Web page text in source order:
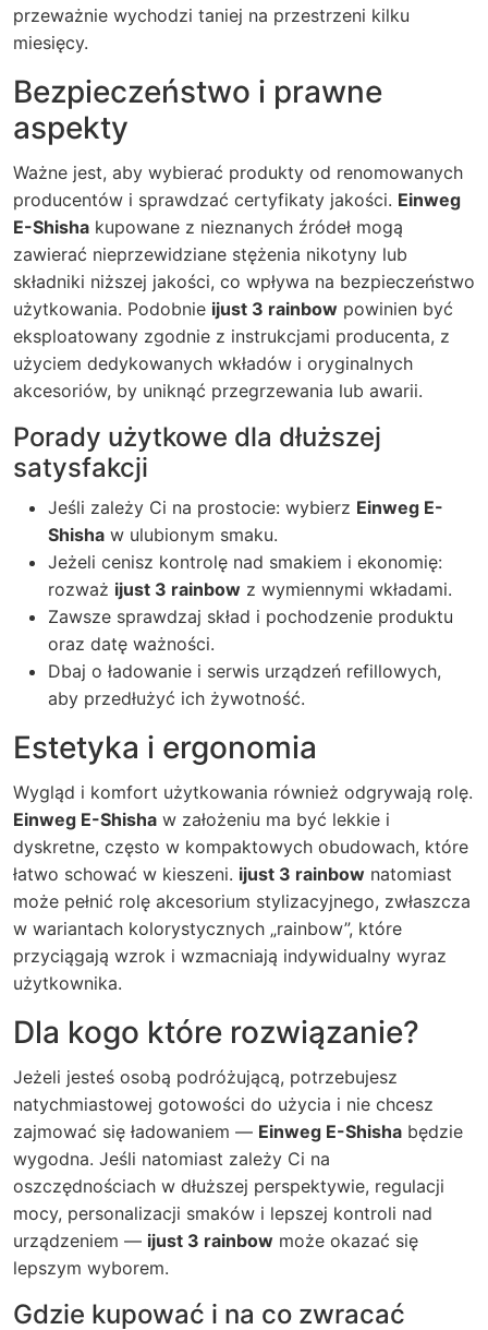
przeważnie wychodzi taniej na przestrzeni kilku
miesięcy.
Bezpieczeństwo i prawne
aspekty
Ważne jest, aby wybierać produkty od renomowanych
producentów i sprawdzać certyfikaty jakości. Einweg
E-Shisha kupowane z nieznanych źródeł mogą
zawierać nieprzewidziane stężenia nikotyny lub
składniki niższej jakości, co wpływa na bezpieczeństwo
użytkowania. Podobnie ijust 3 rainbow powinien być
eksploatowany zgodnie z instrukcjami producenta, z
użyciem dedykowanych wkładów i oryginalnych
akcesoriów, by uniknąć przegrzewania lub awarii.
Porady użytkowe dla dłuższej
satysfakcji
Jeśli zależy Ci na prostocie: wybierz Einweg E-
Shisha w ulubionym smaku.
Jeżeli cenisz kontrolę nad smakiem i ekonomię:
rozważ ijust 3 rainbow z wymiennymi wkładami.
Zawsze sprawdzaj skład i pochodzenie produktu
oraz datę ważności.
Dbaj o ładowanie i serwis urządzeń refillowych,
aby przedłużyć ich żywotność.
Estetyka i ergonomia
Wygląd i komfort użytkowania również odgrywają rolę.
Einweg E-Shisha w założeniu ma być lekkie i
dyskretne, często w kompaktowych obudowach, które
łatwo schować w kieszeni. ijust 3 rainbow natomiast
może pełnić rolę akcesorium stylizacyjnego, zwłaszcza
w wariantach kolorystycznych „rainbow”, które
przyciągają wzrok i wzmacniają indywidualny wyraz
użytkownika.
Dla kogo które rozwiązanie?
Jeżeli jesteś osobą podróżującą, potrzebujesz
natychmiastowej gotowości do użycia i nie chcesz
zajmować się ładowaniem — Einweg E-Shisha będzie
wygodna. Jeśli natomiast zależy Ci na
oszczędnościach w dłuższej perspektywie, regulacji
mocy, personalizacji smaków i lepszej kontroli nad
urządzeniem — ijust 3 rainbow może okazać się
lepszym wyborem.
Gdzie kupować i na co zwracać